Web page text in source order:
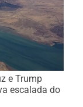
e Trump
escalada do